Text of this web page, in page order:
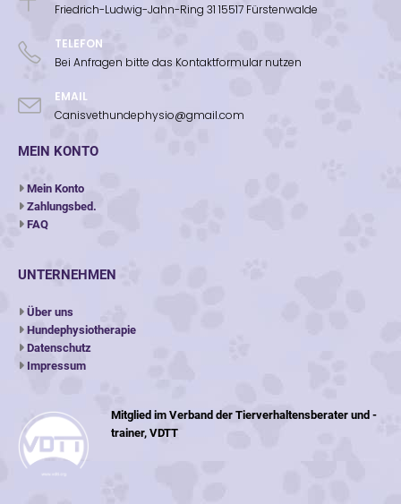
Friedrich-Ludwig-Jahn-Ring 31 15517 Fürstenwalde
TELEFON
Bei Anfragen bitte das Kontaktformular nutzen
EMAIL
Canisvethundephysio@gmail.com
MEIN KONTO
Mein Konto
Zahlungsbed.
FAQ
UNTERNEHMEN
Über uns
Hundephysiotherapie
Datenschutz
Impressum
Mitglied im Verband der Tierverhaltensberater und -
trainer, VDTT